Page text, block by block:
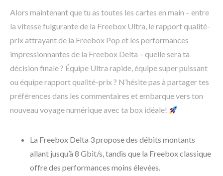
Alors maintenant que tu as toutes les cartes en main – entre
la vitesse fulgurante de la Freebox Ultra, le rapport qualité-
prix attrayant de la Freebox Pop et les performances
impressionnantes de la Freebox Delta – quelle sera ta
décision finale ? Équipe Ultra rapide, équipe super puissant
ou équipe rapport qualité-prix ? N’hésite pas à partager tes
préférences dans les commentaires et embarque vers ton
nouveau voyage numérique avec ta box idéale!
La Freebox Delta 3 propose des débits montants
allant jusqu’à 8 Gbit/s, tandis que la Freebox classique
offre des performances moins élevées.